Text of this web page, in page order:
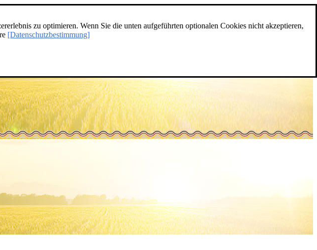
zu optimieren. Wenn Sie die unten aufgeführten optionalen Cookies nicht akzeptieren,
[Datenschutzbestimmung]